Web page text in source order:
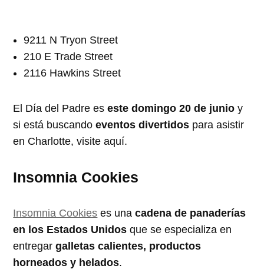
9211 N Tryon Street
210 E Trade Street
2116 Hawkins Street
El Día del Padre eseste domingo 20 de junio y
si está buscandoeventos divertidos para asistir
en Charlotte, visite aquí.
Insomnia Cookies
Insomnia Cookies es unacadena de panaderías
en los Estados Unidos que se especializa en
entregargalletas calientes, productos
horneados y helados.